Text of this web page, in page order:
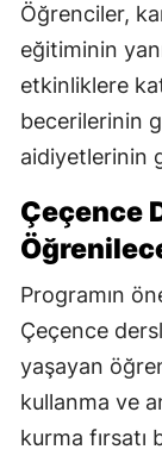
Öğrenciler,
eğitiminin
etkinliklere
becerilerinin
aidiyetlerinin
Çeçence
Programın
Çeçence
yaşayan
kullanma ve
kurma fırsatı